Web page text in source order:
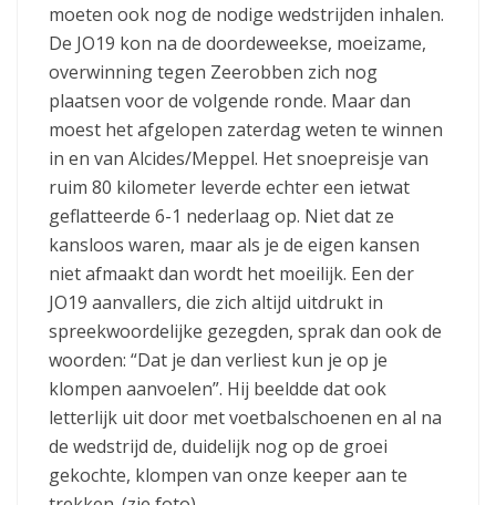
moeten ook nog de nodige wedstrijden inhalen.
De JO19 kon na de doordeweekse, moeizame,
overwinning tegen Zeerobben zich nog
plaatsen voor de volgende ronde. Maar dan
moest het afgelopen zaterdag weten te winnen
in en van Alcides/Meppel. Het snoepreisje van
ruim 80 kilometer leverde echter een ietwat
geflatteerde 6-1 nederlaag op. Niet dat ze
kansloos waren, maar als je de eigen kansen
niet afmaakt dan wordt het moeilijk. Een der
JO19 aanvallers, die zich altijd uitdrukt in
spreekwoordelijke gezegden, sprak dan ook de
woorden: “Dat je dan verliest kun je op je
klompen aanvoelen”. Hij beeldde dat ook
letterlijk uit door met voetbalschoenen en al na
de wedstrijd de, duidelijk nog op de groei
gekochte, klompen van onze keeper aan te